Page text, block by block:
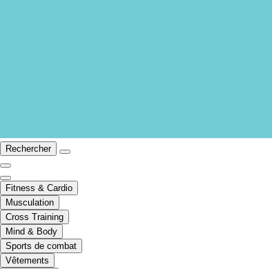
Rechercher
Fitness & Cardio
Musculation
Cross Training
Mind & Body
Sports de combat
Vêtements